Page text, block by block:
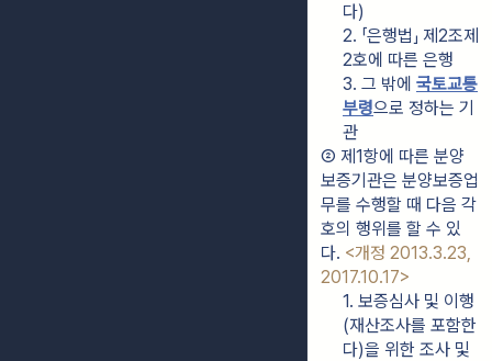
다)
2. 「은행법」 제2조제
2호에 따른 은행
3. 그 밖에 국토교통
부령으로 정하는 기
관
② 제1항에 따른 분양
보증기관은 분양보증업
무를 수행할 때 다음 각
호의 행위를 할 수 있
다. <개정 2013.3.23,
2017.10.17>
1. 보증심사 및 이행
(재산조사를 포함한
다)을 위한 조사 및